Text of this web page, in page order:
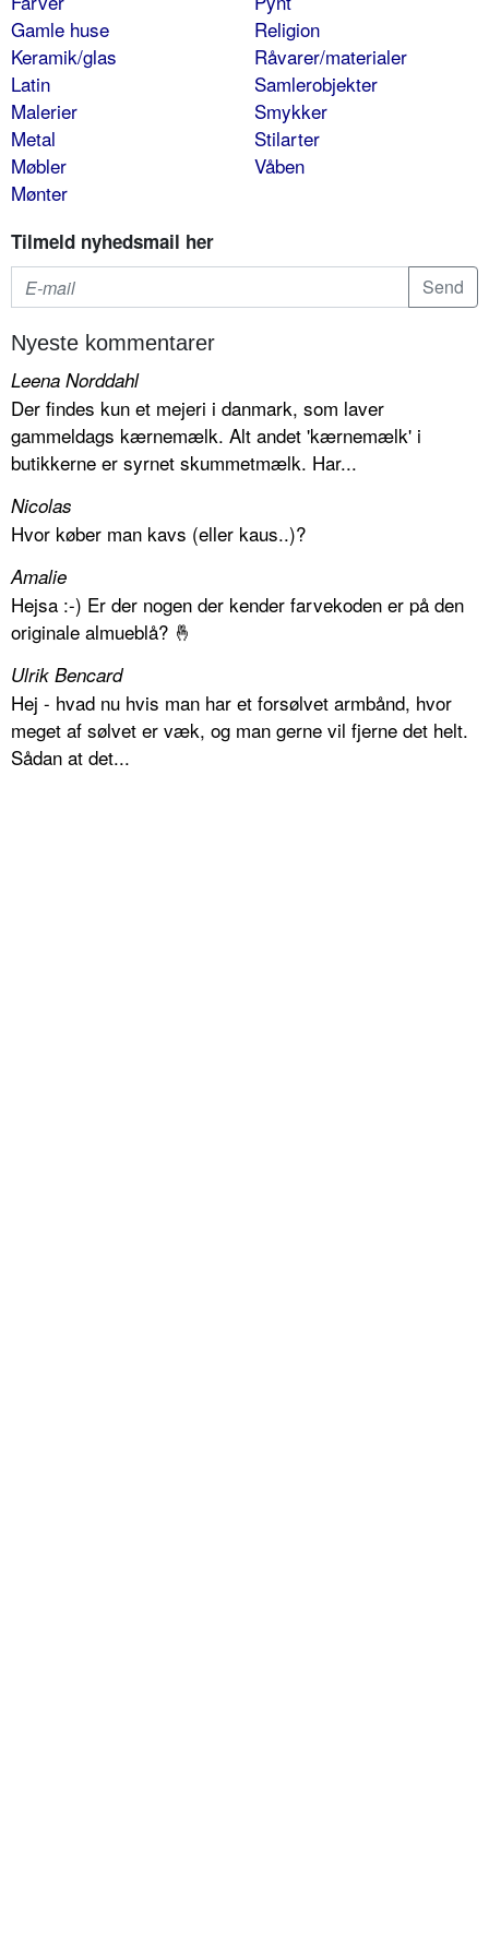
Gamle huse
Keramik/glas
Latin
Malerier
Metal
Møbler
Mønter
Religion
Råvarer/materialer
Samlerobjekter
Smykker
Stilarter
Våben
Tilmeld nyhedsmail her
Nyeste kommentarer
Leena Norddahl
Der findes kun et mejeri i danmark, som laver
gammeldags kærnemælk. Alt andet 'kærnemælk' i
butikkerne er syrnet skummetmælk. Har...
Nicolas
Hvor køber man kavs (eller kaus..)?
Amalie
Hejsa :-) Er der nogen der kender farvekoden er på den
originale almueblå? 🤞
Ulrik Bencard
Hej - hvad nu hvis man har et forsølvet armbånd, hvor
meget af sølvet er væk, og man gerne vil fjerne det helt.
Sådan at det...